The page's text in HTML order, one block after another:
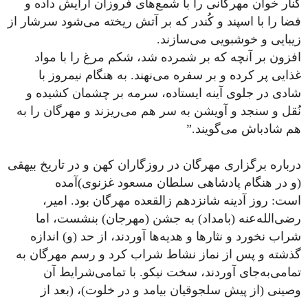
کنار خوان مهرگانی را با شمع‌های فروزان آرایش داده و
فضا را با اسپند و کُندر که بر آتش ریخته می‌شود سرشار از
زیبایی و خوشبویی می‌سازند.
افزون بر آنچه که بر شمرده شد، شکم مرغ را با مواد
غذایی پر کرده و بر سفره می‌نهند. به هنگام نیمروز با
شادی در جلوی آینه ایستاده، سرمه بر چشمان کشیده و
نُقل و سنجد و آویشن به سر هم می‌ریزند و مهرگان را به
هم شادباش می‌گویند.”
درباره برگزاری مهرگان در روزگاران کهن و در تاریخ بیهقی
(و در هنگام پادشاهی سلطان مسعود غزنوی)آمده
‌است: روز آدینه شانزدهم زالقعده مهرگان بود. امیر،
رضی‌الله‌عنه (بامداد) به‌ جشن (مهرجان) بنشست، اما
شراب نخورد و نثارها و هدیه‌ها آوردند، از حد (و) اندازه
گذشته و پس از نماز نشاط شراب کرد و رسم مهرگان به
تمامی‌به‌جای آوردند، سخت نیکو. با تمامی‌شرایط آن
وصینی ‌(از پیش سلجوقیان بیامد و در خلوت)، (بعد از